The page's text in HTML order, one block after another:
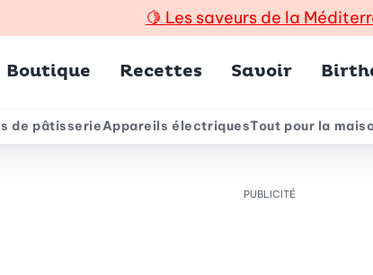
🍋 Les saveurs de la
principal
Boutique Recettes Savoir
de pâtisserieAppareils électriquesTout pour la
PUBLICITÉ